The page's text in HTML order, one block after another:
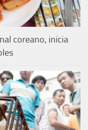
coreano, inicia